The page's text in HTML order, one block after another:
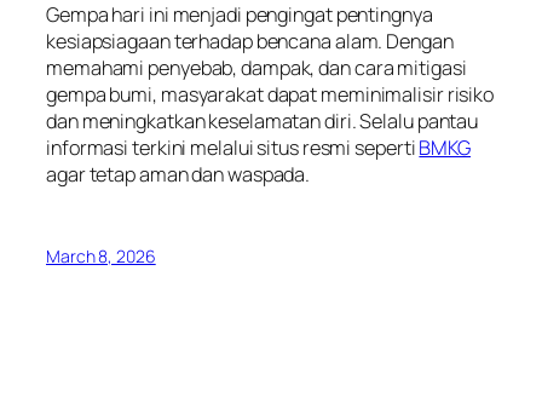
Gempa hari ini menjadi pengingat pentingnya
kesiapsiagaan terhadap bencana alam. Dengan
memahami penyebab, dampak, dan cara mitigasi
gempa bumi, masyarakat dapat meminimalisir risiko
dan meningkatkan keselamatan diri. Selalu pantau
informasi terkini melalui situs resmi sepertiBMKG
agar tetap aman dan waspada.
March 8, 2026